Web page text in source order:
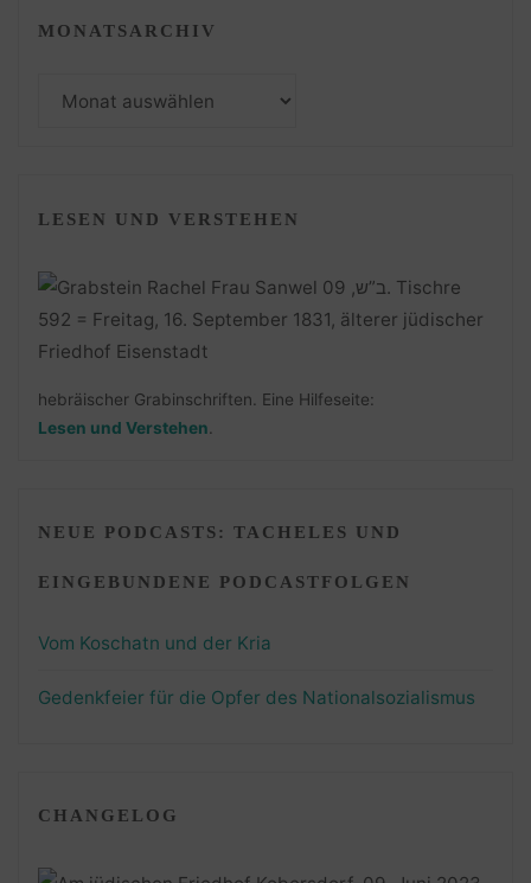
MONATSARCHIV
LESEN UND VERSTEHEN
hebräischer Grabinschriften. Eine Hilfeseite:
Lesen und Verstehen
NEUE PODCASTS: TACHELES UND
EINGEBUNDENE PODCASTFOLGEN
Vom Koschatn und der Kria
Gedenkfeier für die Opfer des Nationalsozialismus
CHANGELOG